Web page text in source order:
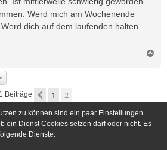
Werd mich am Wochenende
dich auf dem laufenden halten.
b
Beiträge Vorherige
1 2
Gehe zu
zu können sind ein paar Einstellungen
ein Dienst Cookies setzen darf oder nicht. Es
Dienste: